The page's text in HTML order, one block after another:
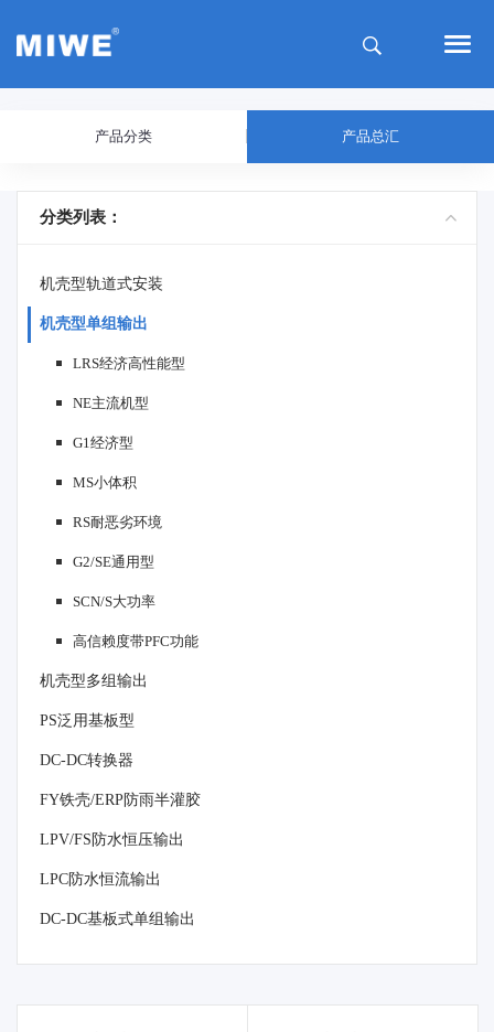
产品分类 产品总汇
分类列表：
机壳型轨道式安装
机壳型单组输出
LRS经济高性能型
NE主流机型
G1经济型
MS小体积
RS耐恶劣环境
G2/SE通用型
SCN/S大功率
高信赖度带PFC功能
机壳型多组输出
PS泛用基板型
DC-DC转换器
FY铁壳/ERP防雨半灌胶
LPV/FS防水恒压输出
LPC防水恒流输出
DC-DC基板式单组输出